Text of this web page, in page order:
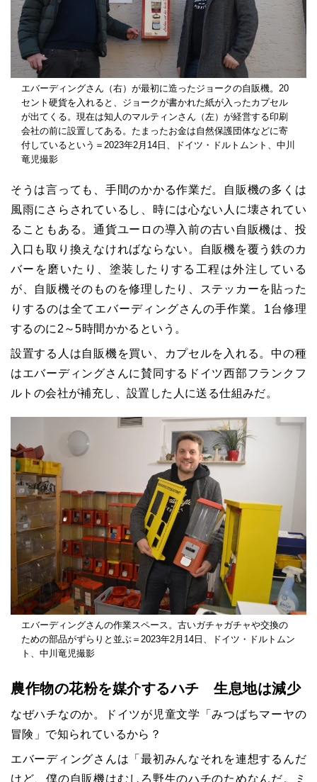
エバーディングさん（右）が最初に造ったジョークの自販機。20
セント硬貨を入れると、ジョークが書かれた紙が入ったカプセル
が出てくる。現在は知人のマルティンさん（左）が経営する印刷
会社の前に設置してある。たまったお金は自然保護団体などに寄
付しているという＝2023年2月14日、ドイツ・ドルトムント、中川
竜児撮影
そうは言っても、手間のかかる作業だ。自販機の多くは
風雨にさらされているし、時には心ない人に壊されてい
ることもある。通貨ユーロの導入前の古い自販機は、投
入口も取り換えなければならない。自販機を覆う鉄のカ
バーを磨いたり、塗装したりする工程は外注している
が、自販機そのものを修理したり、ステッカーを貼った
りするのは全てエバーディングさんの手作業。1台修理
するのに2～5時間かかるという。
設置する人は自販機を買い、カプセルを入れる。中の種
はエバーディングさんに賛同するドイツ西部フランクフ
ルトの会社が補充し、設置した人に送る仕組みだ。
エバーディングさんの作業スペース。古いガチャガチャや交換の
ための部品がずらりと並ぶ＝2023年2月14日、ドイツ・ドルトムン
ト、中川竜児撮影
農作物の花粉を媒介するハチ 生息地は減少
なぜハチなのか。ドイツが児童文学「みつばちマーヤの
冒険」で知られているから？
エバーディングさんは「最初みんなそれを連想するんだ
けど、僕の自販機はむしろ野生のハチのためなんだ。ミ